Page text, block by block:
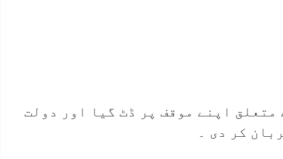
اپنے موقف پر ڈٹ گیا اور دولت
کر دی ۔